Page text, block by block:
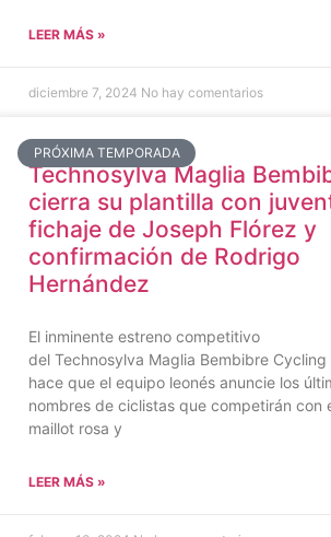
LEER MÁS »
diciembre 7, 2024 No hay comentarios
PRÓXIMA TEMPORADA
Technosylva Maglia
cierra su plantilla con
fichaje de Joseph Flórez y
confirmación de Rodrigo
Hernández
El inminente estreno competitivo
del Technosylva Maglia Bembibre Cycling
hace que el equipo leonés anuncie los
nombres de ciclistas que competirán con
maillot rosa y
LEER MÁS »